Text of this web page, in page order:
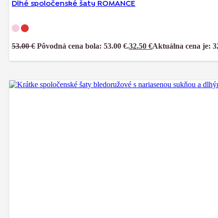
Dlhé spoločenské šaty ROMANCE
53.00€ Pôvodná cena bola: 53.00 €.32.50€Aktuálna cena je: